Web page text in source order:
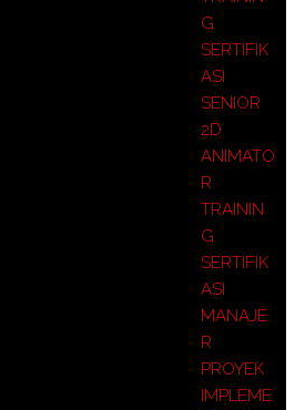
G
SERTIFIK
ASI
SENIOR
2D
ANIMATO
R
TRAININ
G
SERTIFIK
ASI
MANAJE
R
PROYEK
IMPLEME